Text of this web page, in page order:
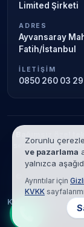
Limited Şirketi
ADRES
Ayvansaray
Fatih/İstanbul
İLETIŞIM
0850 260 03 29
servis
tanımlama
© 2026 SRT
KVKK
Çerez
Zorunlu
ve pazarlama
yalnızca
Ayrıntılar için
KVKK